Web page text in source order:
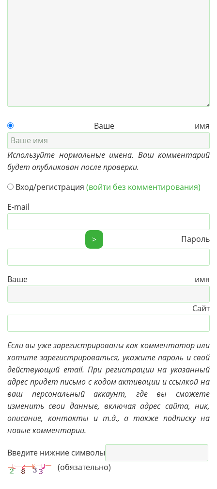
Ваше имя
Используйте нормальные имена. Ваш комментарий
будет опубликован после проверки.
Вход/регистрация (войти без комментирования)
E-mail
> Пароль
Ваше имя
Сайт
Если вы уже зарегистрированы как комментатор или
хотите зарегистрироваться, укажите пароль и свой
действующий email. При регистрации на указанный
адрес придет письмо с кодом активации и ссылкой на
ваш персональный аккаунт, где вы сможете
изменить свои данные, включая адрес сайта, ник,
описание, контакты и т.д., а также подписку на
новые комментарии.
Введите нижние символы
(обязательно)